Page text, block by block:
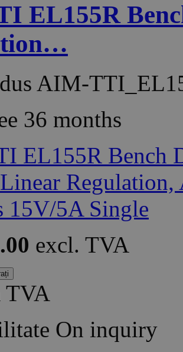
EL155R
AIM-
36 months
excl. TVA
TVA
On inquiry